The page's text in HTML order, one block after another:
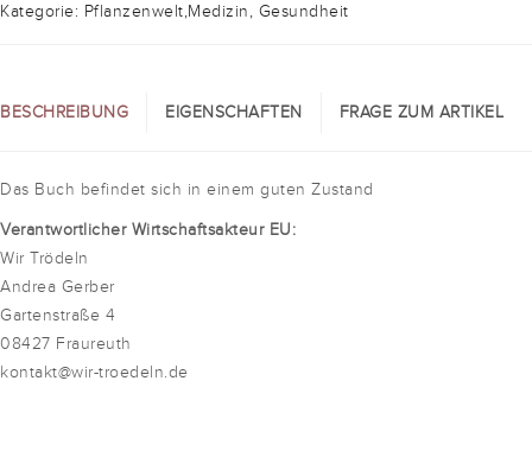
Kategorie: Pflanzenwelt,Medizin, Gesundheit
BESCHREIBUNG EIGENSCHAFTEN FRAGE ZUM ARTIKEL
Das Buch befindet sich in einem guten Zustand
Verantwortlicher Wirtschaftsakteur EU:
Wir Trödeln
Andrea Gerber
Gartenstraße 4
08427 Fraureuth
kontakt@wir-troedeln.de